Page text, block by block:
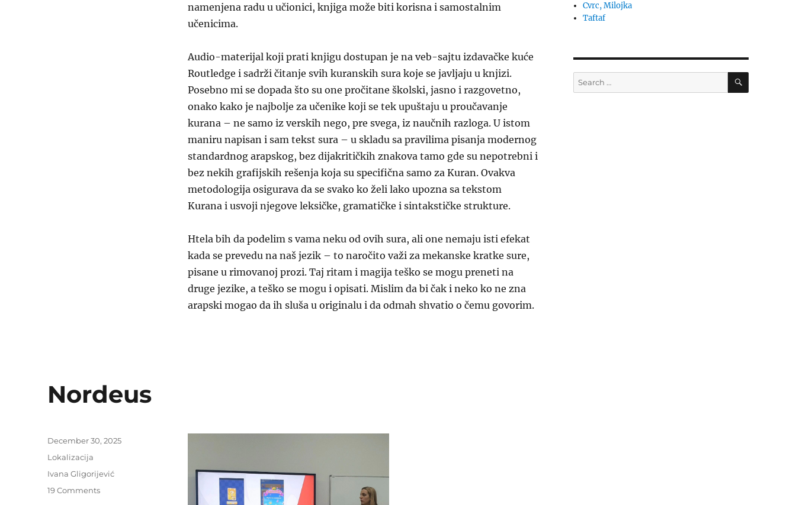
namenjena radu u učionici, knjiga može biti korisna i samostalnim
učenicima.
Audio-materijal koji prati knjigu dostupan je na veb-sajtu izdavačke kuće
Routledge i sadrži čitanje svih kuranskih sura koje se javljaju u knjizi.
Posebno mi se dopada što su one pročitane školski, jasno i razgovetno,
onako kako je najbolje za učenike koji se tek upuštaju u proučavanje
kurana – ne samo iz verskih nego, pre svega, iz naučnih razloga. U istom
maniru napisan i sam tekst sura – u skladu sa pravilima pisanja modernog
standardnog arapskog, bez dijakritičkih znakova tamo gde su nepotrebni i
bez nekih grafijskih rešenja koja su specifična samo za Kuran. Ovakva
metodologija osigurava da se svako ko želi lako upozna sa tekstom
Kurana i usvoji njegove leksičke, gramatičke i sintakstičke strukture.
Htela bih da podelim s vama neku od ovih sura, ali one nemaju isti efekat
kada se prevedu na naš jezik – to naročito važi za mekanske kratke sure,
pisane u rimovanoj prozi. Taj ritam i magija teško se mogu preneti na
druge jezike, a teško se mogu i opisati. Mislim da bi čak i neko ko ne zna
arapski mogao da ih sluša u originalu i da odmah shvatio o čemu govorim.
Nordeus
Posted
on
December 30, 2025
Categories
Lokalizacija
Tags
Ivana Gligorijević
19 Commentson
Cvrc, Milojka
Taftaf
Search
for:
SEARCH